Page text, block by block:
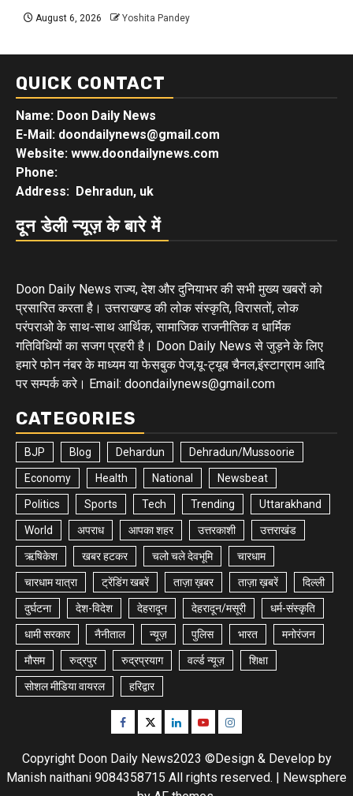
August 6, 2026 Yoshita Pandey
QUICK CONTACT
Name: Doon Daily News
E-Mail: doondailynews@gmail.com
Website: www.doondailynews.com
Phone:
Address: Dehradun, uk
दून डेली न्यूज़ के बारे में
Doon Daily News राज्य, देश और दुनियाभर की सभी मुख्य खबरों को
प्रसारित करता है। उत्तराखण्ड की लोक संस्कृति, विरासतों, लोक
परंपराओ के साथ-साथ आर्थिक, सामाजिक राजनीतिक व धार्मिक
गतिविधियों का सजग प्रहरी है। Doon Daily News से जुड़ने के लिए
हमारे फोन नंबर के माध्यम या फेसबुक पेज,यू-ट्यूब चैनल,इंस्टाग्राम आदि
पर सम्पर्क करे। Email: doondailynews@gmail.com
CATEGORIES
BJP Blog Dehardun Dehradun/Mussoorie
Economy Health National Newsbeat
Politics Sports Tech Trending Uttarakhand
World अपराध आपका शहर उत्तरकाशी उत्तराखंड
ऋषिकेश खबर हटकर चलो चले देवभूमि चारधाम
चारधाम यात्रा ट्रेंडिंग खबरें ताज़ा ख़बर ताज़ा ख़बरें दिल्ली
दुर्घटना देश-विदेश देहरादून देहरादून/मसूरी धर्म-संस्कृति
धामी सरकार नैनीताल न्यूज़ पुलिस भारत मनोरंजन
मौसम रुद्रपुर रुद्रप्रयाग वर्ल्ड न्यूज़ शिक्षा
सोशल मीडिया वायरल हरिद्वार
Facebook
TwitterLinkedinYoutubeInstagram
Copyright Doon Daily News2023 ©Design & Develop by
Manish naithani 9084358715 All rights reserved. | Newsphere